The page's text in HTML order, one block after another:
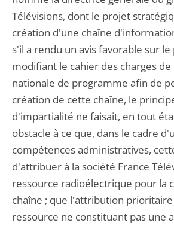
Télévisions, dont le projet
création d'une chaîne
s'il a rendu un avis favorable sur
modifiant le cahier des charges de
nationale de programme afin de
création de cette chaîne, le
d'impartialité ne faisait, en tout
obstacle à ce que, dans le cadre
compétences administratives,
d'attribuer à la société France
ressource radioélectrique pour la
chaîne ; que l'attribution
ressource ne constituant pas une